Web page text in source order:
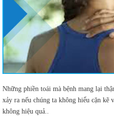
Những phiền toái mà bệnh mang lại
xảy ra nếu chúng ta không hiểu cặn kẽ
không hiệu quả..